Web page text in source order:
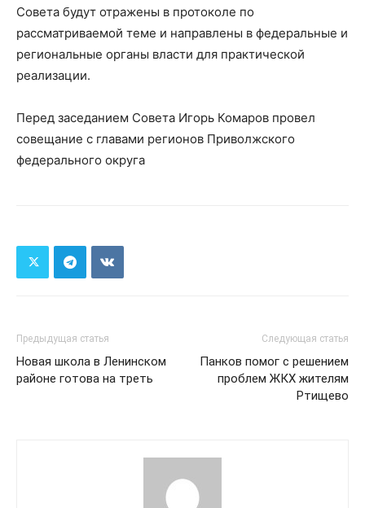
Совета будут отражены в протоколе по
рассматриваемой теме и направлены в федеральные и
региональные органы власти для практической
реализации.
Перед заседанием Совета Игорь Комаров провел
совещание с главами регионов Приволжского
федерального округа
Предыдущая статья
Новая школа в Ленинском
районе готова на треть
Следующая статья
Панков помог с решением
проблем ЖКХ жителям
Ртищево